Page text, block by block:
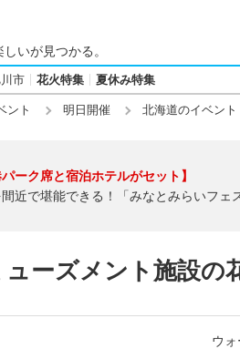
しいが見つかる。
市 花火特集 夏休み特集
ント 明日開催 北海道のイベント
パーク席と宿泊ホテルがセット】
近で堪能できる！「みなとみらいフェ
ーズメント施設の
ウ